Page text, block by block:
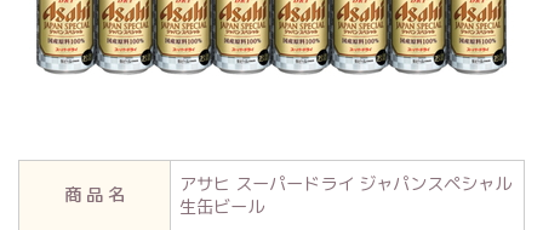
商 品 名
アサヒ スーパードライ ジャパンスペシャル
生缶ビール